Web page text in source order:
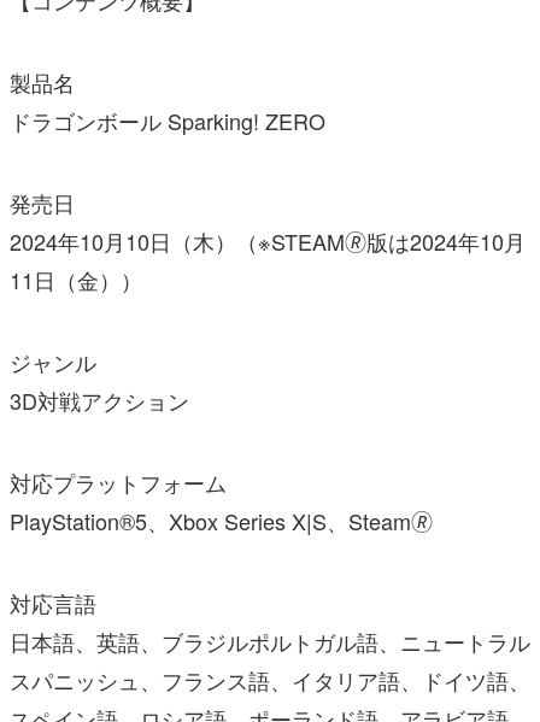
製品名
ドラゴンボール Sparking! ZERO
発売日
2024年10月10日（木）（※STEAM🄬版は2024年10月
11日（金））
ジャンル
3D対戦アクション
対応プラットフォーム
PlayStation®5、Xbox Series X|S、Steam🄬
対応言語
日本語、英語、ブラジルポルトガル語、ニュートラル
スパニッシュ、フランス語、イタリア語、ドイツ語、